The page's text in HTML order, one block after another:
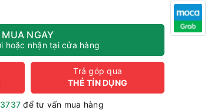
MUA NGAY
hoặc nhận tại cửa hàng
Trả góp qua
THẺ TÍN DỤNG
để tư vấn mua hàng